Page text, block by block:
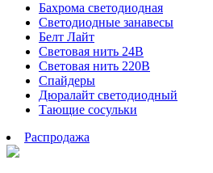
Бахрома светодиодная
Светодиодные занавесы
Белт Лайт
Световая нить 24В
Световая нить 220В
Спайдеры
Дюралайт светодиодный
Тающие сосульки
Распродажа